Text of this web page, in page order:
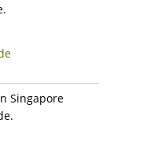
Singapore